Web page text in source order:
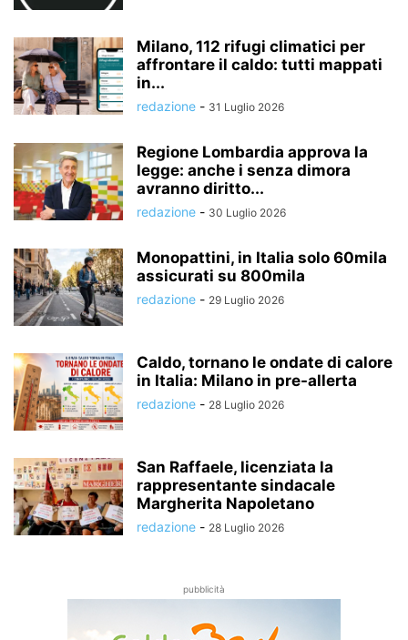
Milano, 112 rifugi climatici per
affrontare il caldo: tutti mappati
in...
redazione - 31 Luglio 2026
Regione Lombardia approva la
legge: anche i senza dimora
avranno diritto...
redazione - 30 Luglio 2026
Monopattini, in Italia solo 60mila
assicurati su 800mila
redazione - 29 Luglio 2026
Caldo, tornano le ondate di calore
in Italia: Milano in pre-allerta
redazione - 28 Luglio 2026
San Raffaele, licenziata la
rappresentante sindacale
Margherita Napoletano
redazione - 28 Luglio 2026
pubblicità